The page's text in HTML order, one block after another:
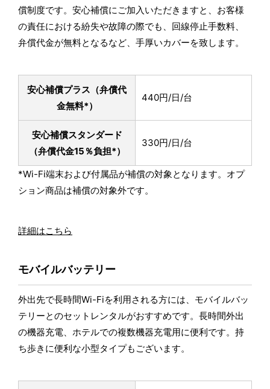
償制度です。安心補償にご加入いただきますと、お客様
の責任における紛失や故障の際でも、回線停止手数料、
弁償代金が無料となるなど、手厚いカバーを致します。
安心補償プラス （弁償代
金無料*）
440円/日/台
安心補償スタンダード
（弁償代金15％負担*）
330円/日/台
*Wi-Fi端末および付属品が補償の対象となります。オプ
ション商品は補償の対象外です。
詳細はこちら
モバイルバッテリー
外出先で長時間Wi-Fiを利用される方には、モバイルバッ
テリーとのセットレンタルがおすすめです。長時間外出
の機器充電、ホテルでの複数機器充電用に便利です。持
ち歩きに便利な小型タイプもございます。